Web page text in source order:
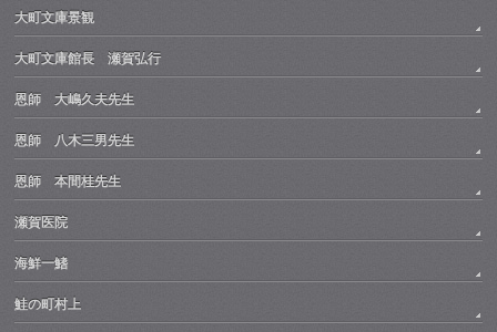
大町文庫景観
大町文庫館長 瀬賀弘行
恩師 大嶋久夫先生
恩師 八木三男先生
恩師 本間桂先生
瀬賀医院
海鮮一鰭
鮭の町村上